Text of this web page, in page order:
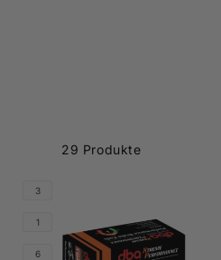
3
1
6
29 Produkte